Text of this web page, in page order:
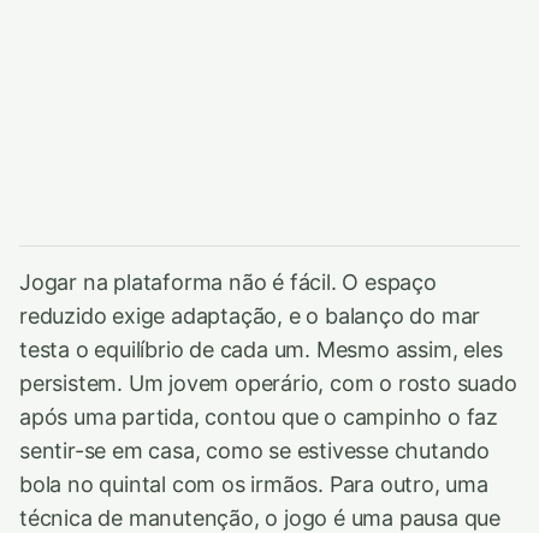
Jogar na plataforma não é fácil. O espaço
reduzido exige adaptação, e o balanço do mar
testa o equilíbrio de cada um. Mesmo assim, eles
persistem. Um jovem operário, com o rosto suado
após uma partida, contou que o campinho o faz
sentir-se em casa, como se estivesse chutando
bola no quintal com os irmãos. Para outro, uma
técnica de manutenção, o jogo é uma pausa que